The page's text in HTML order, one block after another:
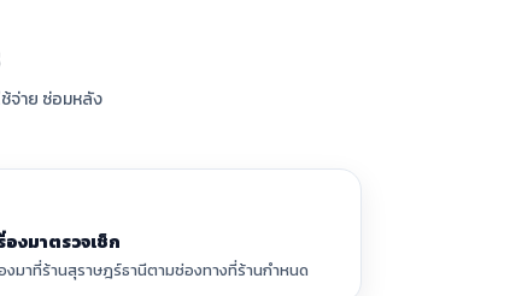
ช้จ่าย ซ่อมหลัง
องมาตรวจเช็ก
งมาที่ร้านสุราษฎร์ธานีตามช่องทางที่ร้านกำหนด